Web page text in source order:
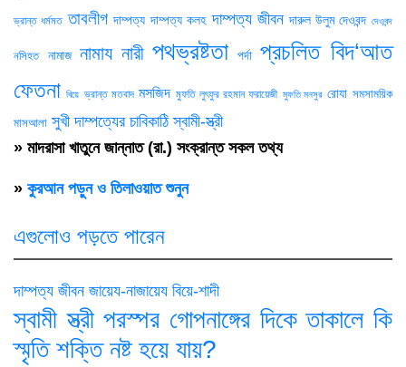
ভ্রান্ত ধর্মমত তাবলীগ দাম্পত্য দাম্পত্য কলহ দাম্পত্য জীবন দারুল উলুম দেওবন্দ দেওবন্দ
নসিহত নামাজ নামায নারী পথভ্রষ্টতা পর্দা প্রচলিত বিদ‘আত
ফেতনা বিয়ে ভ্রান্ত মতবাদ মসজিদ মুফতি লুৎফুর রহমান ফরায়েজী মুফতি মনসুর রোযা সমসাময়িক
মাসআলা সুখী দাম্পত্যের চাবিকাঠি স্বামী-স্ত্রী
» মাদরাসা খাতুনে জান্নাত (রা.) সংক্রান্ত সকল তথ্য
» কুরআন পড়ুন ও তিলাওয়াত শুনুন
এগুলোও পড়তে পারেন
দাম্পত্য জীবন জায়েয-নাজায়েয বিয়ে-শাদী
স্বামী স্ত্রী পরস্পর গোপনাঙ্গের দিকে তাকালে কি
স্মৃতি শক্তি নষ্ট হয়ে যায়?